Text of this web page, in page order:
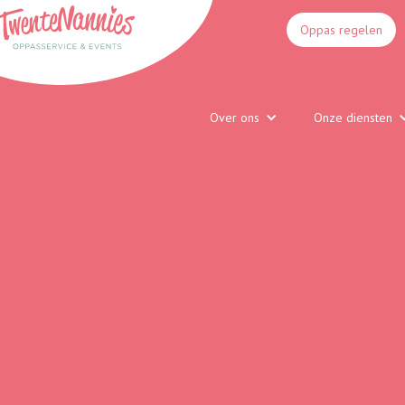
Oppas regelen
Over ons Onze diensten